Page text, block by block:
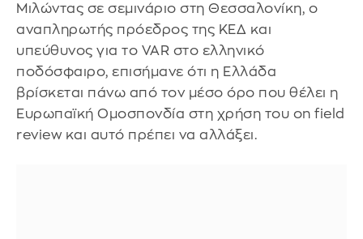
Μιλώντας σε σεμινάριο στη Θεσσαλονίκη, ο
αναπληρωτής πρόεδρος της ΚΕΔ και
υπεύθυνος για το VAR στο ελληνικό
ποδόσφαιρο, επισήμανε ότι η Ελλάδα
βρίσκεται πάνω από τον μέσο όρο που θέλει η
Ευρωπαϊκή Ομοσπονδία στη χρήση του on field
review και αυτό πρέπει να αλλάξει.